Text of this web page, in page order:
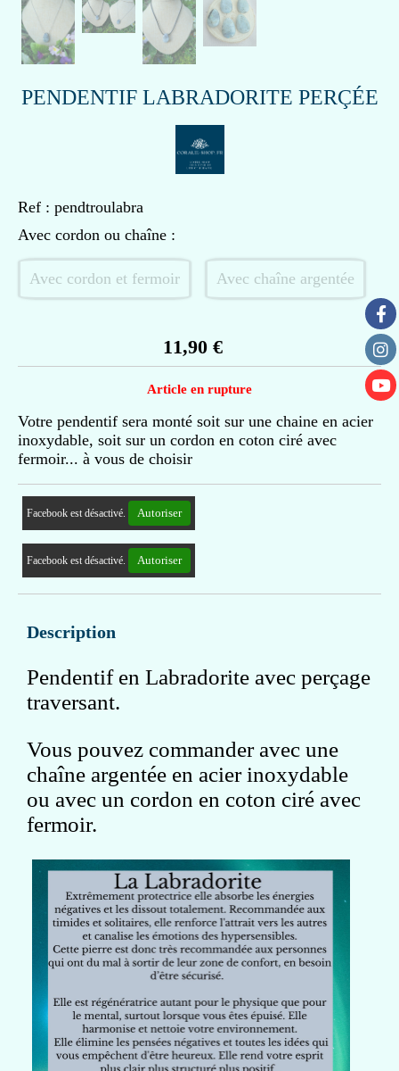
PENDENTIF LABRADORITE PERÇÉE
Ref : pendtroulabra
Avec cordon ou chaîne :
Avec cordon et fermoir Avec chaîne argentée
11,90 €
Article en rupture
Votre pendentif sera monté soit sur une chaine en acier
inoxydable, soit sur un cordon en coton ciré avec
fermoir... à vous de choisir
Facebook est désactivé. Autoriser
Facebook est désactivé. Autoriser
Description
Pendentif en Labradorite avec perçage
traversant.
Vous pouvez commander avec une
chaîne argentée en acier inoxydable
ou avec un cordon en coton ciré avec
fermoir.